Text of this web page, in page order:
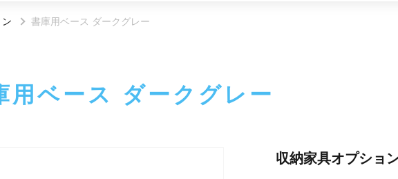
書庫用ベース ダークグレー
用ベース ダークグレー
収納家具オプショ